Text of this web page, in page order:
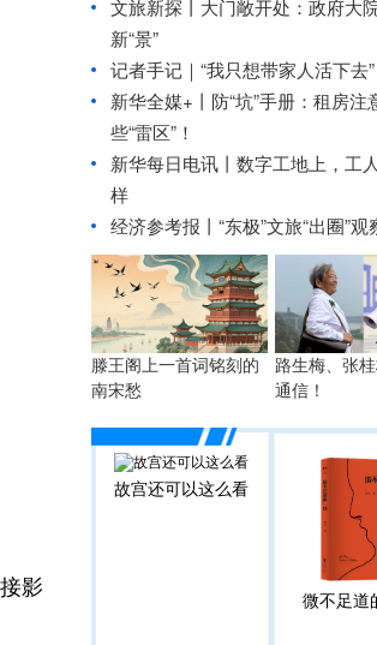
影
文旅新探丨大门敞开处：政府大
新“景”
记者手记｜“我只想带家人活下去”
新华全媒+丨 防“坑”手册：租房注
些“雷区”！
新华每日电讯丨 数字工地上，工
样
经济参考报丨 “东极”文旅“出圈”观
滕王阁上一首词铭刻的
南宋愁
路生梅、张
通信！
故宫还可以这么看
微不足道